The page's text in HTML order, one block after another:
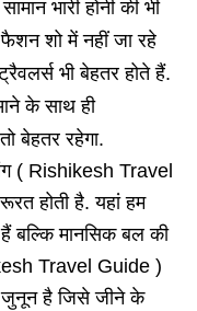
भारी होनी की भी
शो में नहीं जा रहे
भी बेहतर होते हैं.
के साथ ही
बेहतर रहेगा.
( Rishikesh Travel
होती है. यहां हम
बल्कि मानसिक बल की
Travel Guide )
जुनून है जिसे जीने के